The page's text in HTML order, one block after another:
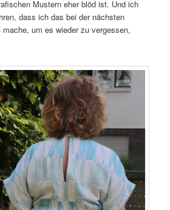
Mustern eher blöd ist. Und ich
dass ich das bei der nächsten
um es wieder zu vergessen,